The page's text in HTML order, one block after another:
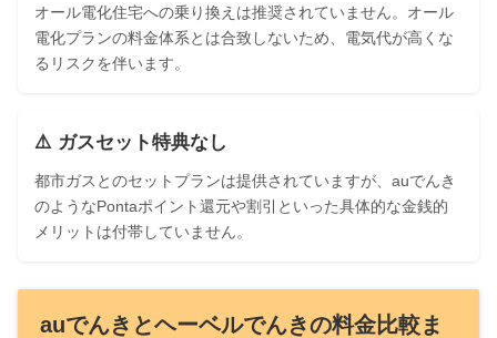
オール電化住宅への乗り換えは推奨されていません。オール
電化プランの料金体系とは合致しないため、電気代が高くな
るリスクを伴います。
⚠️ ガスセット特典なし
都市ガスとのセットプランは提供されていますが、auでんき
のようなPontaポイント還元や割引といった具体的な金銭的
メリットは付帯していません。
auでんきとヘーベルでんきの料金比較ま